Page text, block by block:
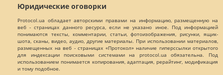
Юридические оговорки
Protocol.ua обладает авторскими правами на информацию, размещенную на
веб - страницах данного ресурса, если не указано иное. Под информацией
понимаются тексты, комментарии, статьи, фотоизображения, рисунки, ящик-
шота, сканы, видео, аудио, другие материалы. При использовании материалов,
размещенных на веб - страницах «Протокол» наличие гиперссылки открытого
для индексации поисковыми системами на protocol.ua обязательна. Под
использованием понимается копирования, адаптация, рерайтинг, модификация
и тому подобное.